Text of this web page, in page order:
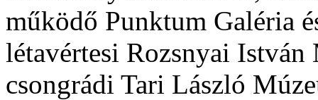
működő Punktum Galéria
létavértesi Rozsnyai
csongrádi Tari László